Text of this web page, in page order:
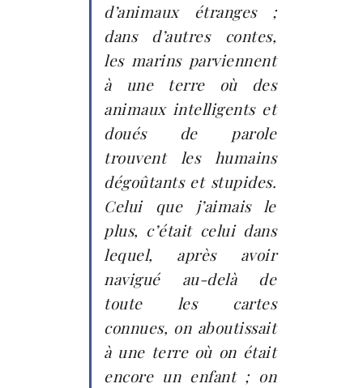
d’animaux étranges ;
dans d’autres contes,
les marins parviennent
à une terre où des
animaux intelligents et
doués de parole
trouvent les humains
dégoûtants et stupides.
Celui que j’aimais le
plus, c’était celui dans
lequel, après avoir
navigué au-delà de
toute les cartes
connues, on aboutissait
à une terre où on était
encore un enfant ; on